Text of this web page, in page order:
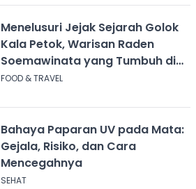
Menelusuri Jejak Sejarah Golok
Kala Petok, Warisan Raden
Soemawinata yang Tumbuh di
Sukabumi
FOOD & TRAVEL
Bahaya Paparan UV pada Mata:
Gejala, Risiko, dan Cara
Mencegahnya
SEHAT